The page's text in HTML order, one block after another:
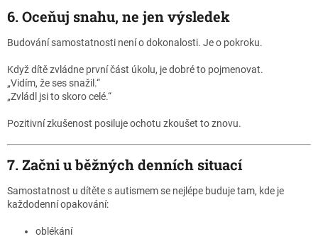
6. Oceňuj snahu, ne jen výsledek
Budování samostatnosti není o dokonalosti. Je o pokroku.
Když dítě zvládne první část úkolu, je dobré to pojmenovat.
„Vidím, že ses snažil.“
„Zvládl jsi to skoro celé.“
Pozitivní zkušenost posiluje ochotu zkoušet to znovu.
7. Začni u běžných denních situací
Samostatnost u dítěte s autismem se nejlépe buduje tam, kde je
každodenní opakování:
oblékání